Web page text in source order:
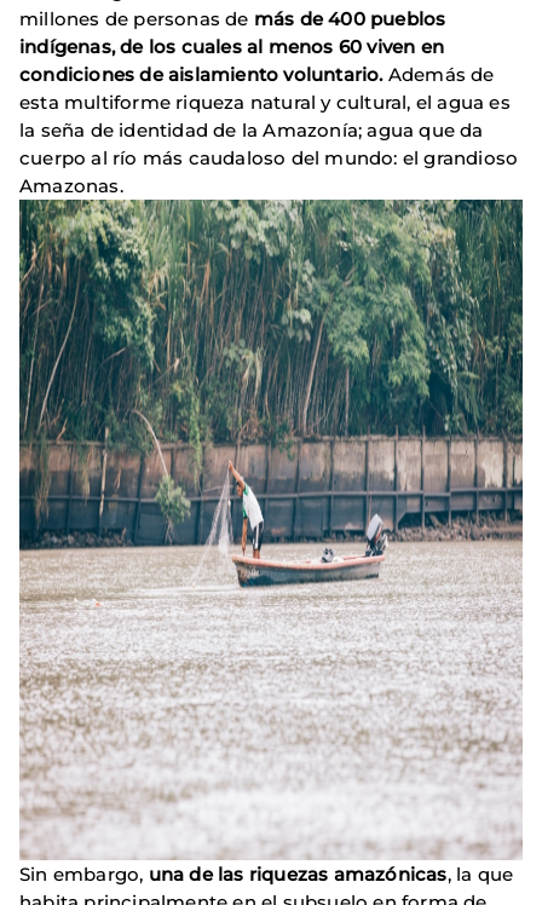
millones de personas de más de 400 pueblos
indígenas, de los cuales al menos 60 viven en
condiciones de aislamiento voluntario.Además de
esta multiforme riqueza natural y cultural, el agua es
la seña de identidad de la Amazonía; agua que da
cuerpo al río más caudaloso del mundo: el grandioso
Amazonas.
Sin embargo, una de las riquezas amazónicas, la que